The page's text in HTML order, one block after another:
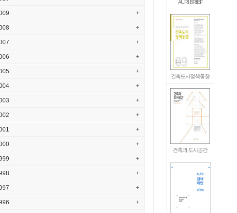
AURI BRIEF
건축도시정책동향
건축과 도시공간
+
+
+
+
+
+
+
+
+
+
+
+
+
+